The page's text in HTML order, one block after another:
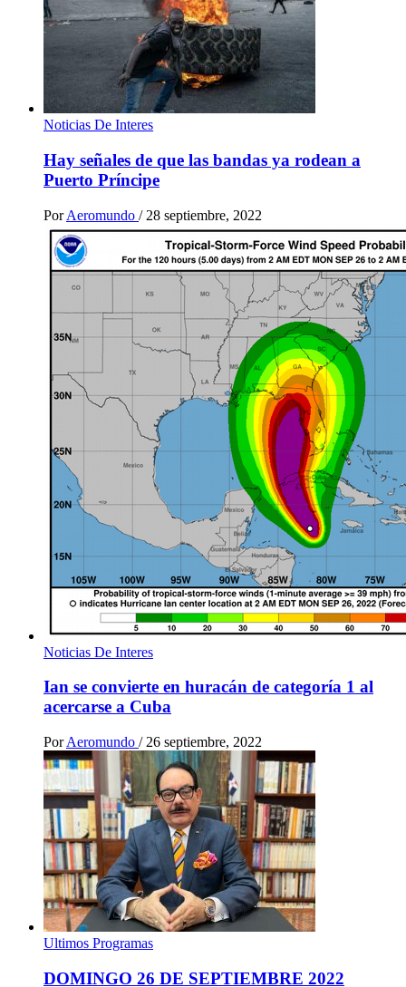
Noticias De Interes
Hay señales de que las bandas ya rodean a
Puerto Príncipe
Por Aeromundo / 28 septiembre, 2022
Noticias De Interes
Ian se convierte en huracán de categoría 1 al
acercarse a Cuba
Por Aeromundo / 26 septiembre, 2022
Ultimos Programas
DOMINGO 26 DE SEPTIEMBRE 2022